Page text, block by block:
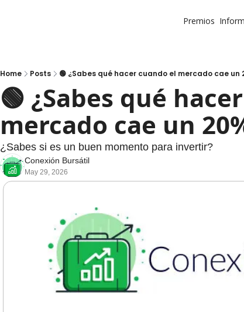
Premios
Home Posts 🟢 ¿Sabes qué hacer cuando el mercado cae un
🟢 ¿Sabes qué
mercado cae un
¿Sabes si es un buen momento para invertir?
Conexión Bursátil
May 29, 2026